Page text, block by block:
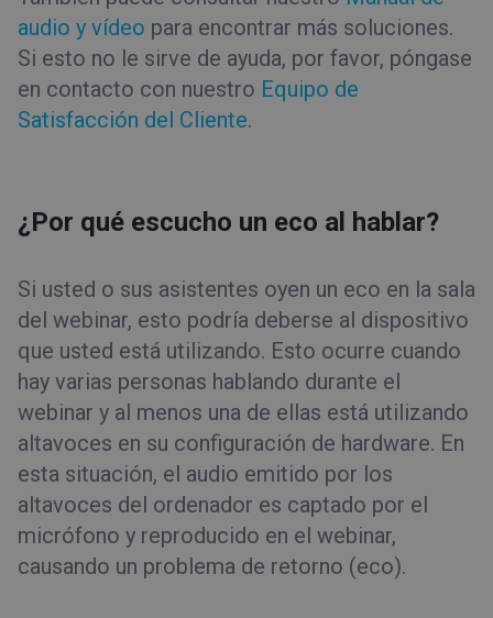
audio y vídeo para encontrar más soluciones.
Si esto no le sirve de ayuda, por favor, póngase
en contacto con nuestro Equipo de
Satisfacción del Cliente.
¿Por qué escucho un eco al hablar?
Si usted o sus asistentes oyen un eco en la sala
del webinar, esto podría deberse al dispositivo
que usted está utilizando. Esto ocurre cuando
hay varias personas hablando durante el
webinar y al menos una de ellas está utilizando
altavoces en su configuración de hardware. En
esta situación, el audio emitido por los
altavoces del ordenador es captado por el
micrófono y reproducido en el webinar,
causando un problema de retorno (eco).